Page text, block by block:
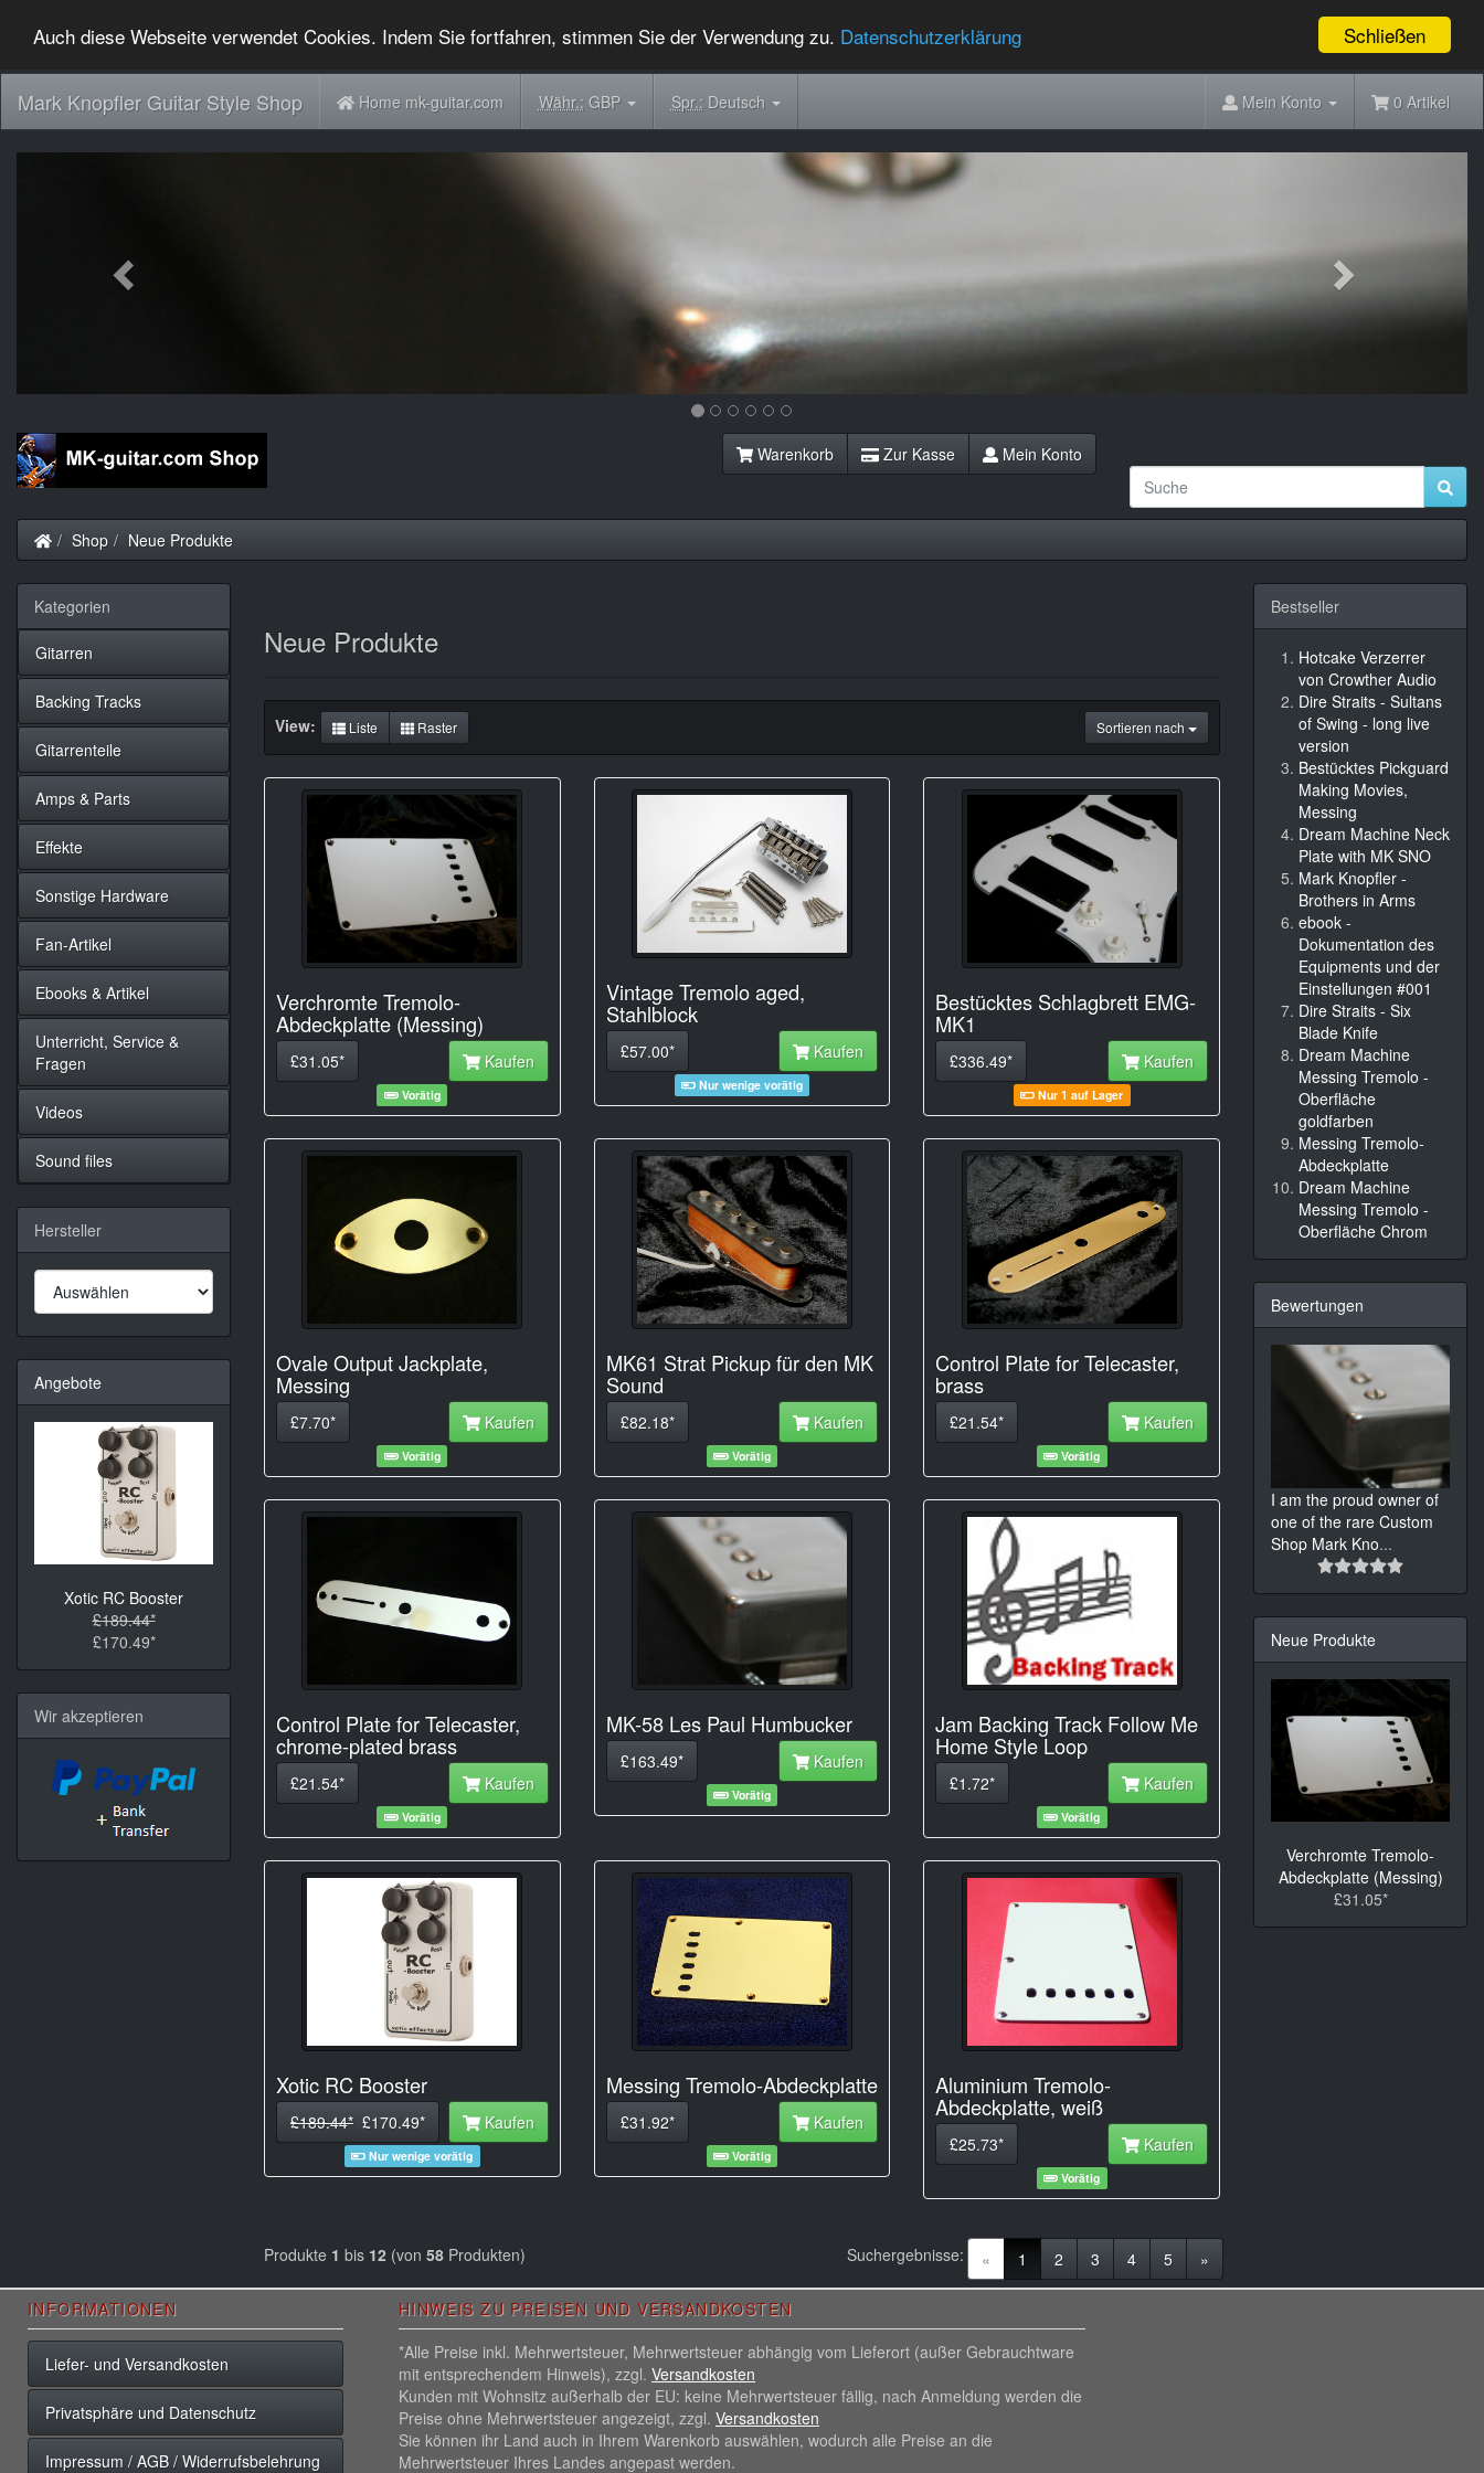
Schließen
Auch diese Webseite verwendet Cookies. Indem Sie fortfahren, stimmen Sie der Verwendung zu. Datenschutzerklärung
Mark Knopfler Guitar Style Shop Home mk-guitar.com Währ.:GBP Spr.:Deutsch Mein Konto 0 Artikel
Warenkorb Zur Kasse Mein Konto
Startseite
Shop Neue Produkte
Neue Produkte
Sortieren nach
View: Liste Raster
Verchromte Tremolo-
Abdeckplatte (Messing)
£31.05* Kaufen
Vorätig
Vintage Tremolo aged,
Stahlblock
£57.00* Kaufen
Nur wenige vorätig
Bestücktes Schlagbrett EMG-
MK1
£336.49* Kaufen
Nur 1 auf Lager
Ovale Output Jackplate,
Messing
£7.70* Kaufen
Vorätig
MK61 Strat Pickup für den MK
Sound
£82.18* Kaufen
Vorätig
Control Plate for Telecaster,
brass
£21.54* Kaufen
Vorätig
Control Plate for Telecaster,
chrome-plated brass
£21.54* Kaufen
Vorätig
MK-58 Les Paul Humbucker
£163.49* Kaufen
Vorätig
Jam Backing Track Follow Me
Home Style Loop
£1.72* Kaufen
Vorätig
Xotic RC Booster
£189.44* £170.49* Kaufen
Nur wenige vorätig
Messing Tremolo-Abdeckplatte
£31.92* Kaufen
Vorätig
Aluminium Tremolo-
Abdeckplatte, weiß
£25.73* Kaufen
Vorätig
Produkte 1 bis 12 (von 58 Produkten) « 1 (current)
2 3 4 5 »
Suchergebnisse:
Kategorien
Gitarren
Backing Tracks
Gitarrenteile
Amps & Parts
Effekte
Sonstige Hardware
Fan-Artikel
Ebooks & Artikel
Unterricht, Service &
Fragen
Videos
Sound files
Hersteller
Angebote
Xotic RC Booster
£189.44*
£170.49*
Wir akzeptieren
Bestseller
Hotcake Verzerrer
von Crowther Audio
Dire Straits - Sultans
of Swing - long live
version
Bestücktes Pickguard
Making Movies,
Messing
Dream Machine Neck
Plate with MK SNO
Mark Knopfler -
Brothers in Arms
ebook -
Dokumentation des
Equipments und der
Einstellungen #001
Dire Straits - Six
Blade Knife
Dream Machine
Messing Tremolo -
Oberfläche
goldfarben
Messing Tremolo-
Abdeckplatte
Dream Machine
Messing Tremolo -
Oberfläche Chrom
Bewertungen
I am the proud owner of
one of the rare Custom
Shop Mark Kno...
Neue Produkte
Verchromte Tremolo-
Abdeckplatte (Messing)
£31.05*
INFORMATIONEN
Liefer- und Versandkosten
Privatsphäre und Datenschutz
Impressum / AGB / Widerrufsbelehrung
HINWEIS ZU PREISEN UND VERSANDKOSTEN
*Alle Preise inkl. Mehrwertsteuer, Mehrwertsteuer abhängig vom Lieferort (außer Gebrauchtware
mit entsprechendem Hinweis), zzgl. Versandkosten
Kunden mit Wohnsitz außerhalb der EU: keine Mehrwertsteuer fällig, nach Anmeldung werden die
Preise ohne Mehrwertsteuer angezeigt, zzgl. Versandkosten
Sie können ihr Land auch in Ihrem Warenkorb auswählen, wodurch alle Preise an die
Mehrwertsteuer Ihres Landes angepast werden.